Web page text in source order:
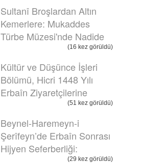
Sultanî Broşlardan Altın
Kemerlere: Mukaddes
Türbe Müzesi'nde Nadide
(16 kez görüldü)
Kültür ve Düşünce İşleri
Bölümü, Hicri 1448 Yılı
Erbaîn Ziyaretçilerine
(51 kez görüldü)
Beynel-Haremeyn-i
Şerîfeyn’de Erbaîn Sonrası
Hijyen Seferberliği:
(29 kez görüldü)